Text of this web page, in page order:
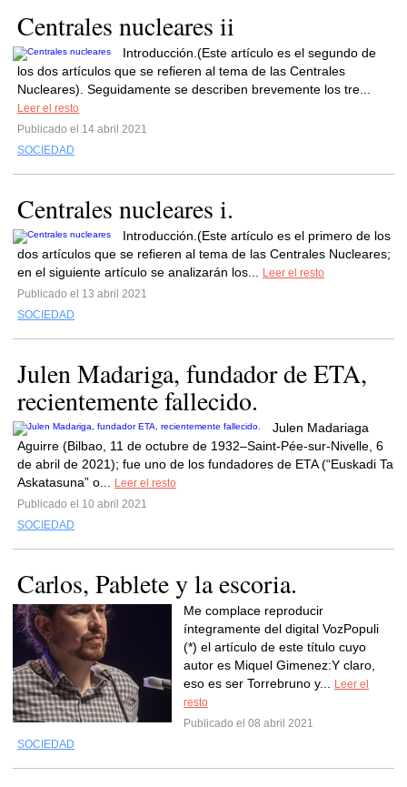
Centrales nucleares ii
Introducción.(Este artículo es el segundo de
los dos artículos que se refieren al tema de las Centrales
Nucleares). Seguidamente se describen brevemente los tre...
Leer el resto
Publicado el 14 abril 2021
SOCIEDAD
Centrales nucleares i.
Introducción.(Este artículo es el primero de los
dos artículos que se refieren al tema de las Centrales Nucleares;
en el siguiente artículo se analizarán los...
Leer el resto
Publicado el 13 abril 2021
SOCIEDAD
Julen Madariga, fundador de ETA,
recientemente fallecido.
Julen Madariaga
Aguirre (Bilbao, 11 de octubre de 1932–Saint-Pée-sur-Nivelle, 6
de abril de 2021); fue uno de los fundadores de ETA (“Euskadi Ta
Askatasuna” o...
Leer el resto
Publicado el 10 abril 2021
SOCIEDAD
Carlos, Pablete y la escoria.
Me complace reproducir
íntegramente del digital VozPopuli
(*) el artículo de este título cuyo
autor es Miquel Gimenez:Y claro,
eso es ser Torrebruno y...
Leer el
resto
Publicado el 08 abril 2021
SOCIEDAD